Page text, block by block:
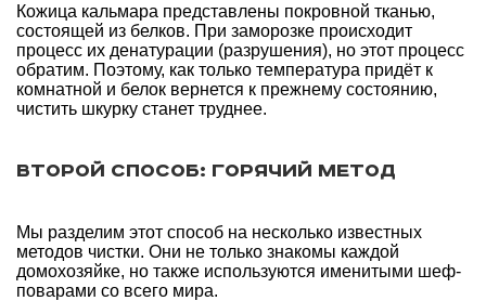
Кожица кальмара представлены покровной тканью,
состоящей из белков. При заморозке происходит
процесс их денатурации (разрушения), но этот процесс
обратим. Поэтому, как только температура придёт к
комнатной и белок вернется к прежнему состоянию,
чистить шкурку станет труднее.
Второй способ: горячий метод
Мы разделим этот способ на несколько известных
методов чистки. Они не только знакомы каждой
домохозяйке, но также используются именитыми шеф-
поварами со всего мира.